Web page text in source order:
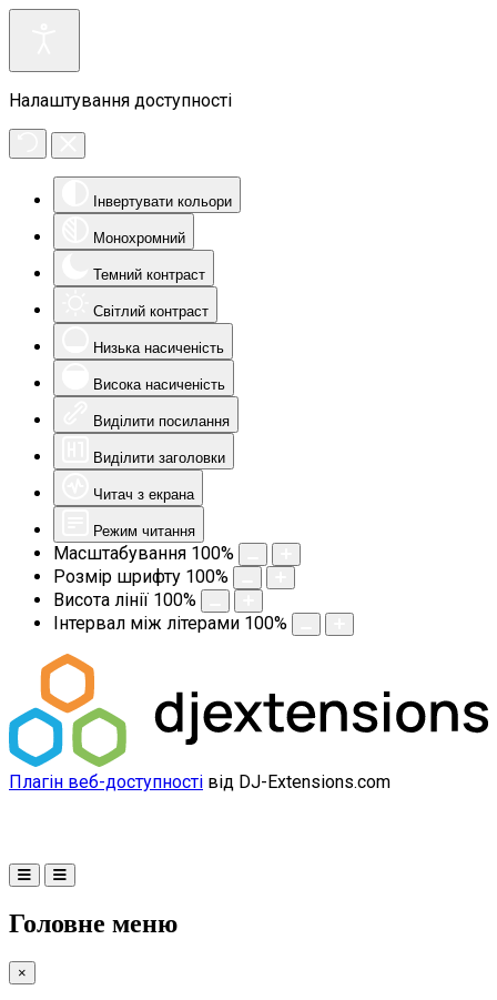
Налаштування доступності
Інвертувати кольори
Монохромний
Темний контраст
Світлий контраст
Низька насиченість
Висока насиченість
Виділити посилання
Виділити заголовки
Читач з екрана
Режим читання
Масштабування 100%
Розмір шрифту 100%
Висота лінії 100%
Інтервал між літерами 100%
Плагін веб-доступності від DJ-Extensions.com
Головне меню
×